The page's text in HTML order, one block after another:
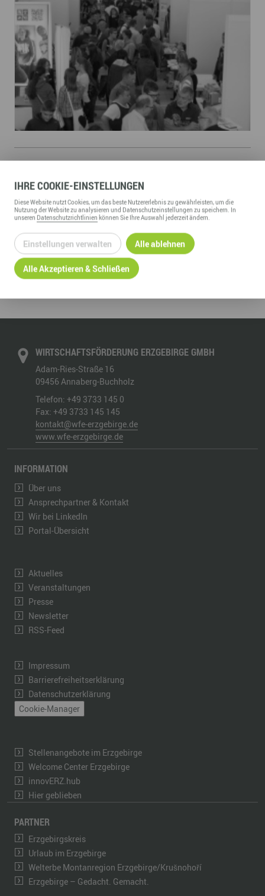
Hallenplan und Ausstellerheft zum Download
ZURÜCK ZUR ÜBERSICHT
WIRTSCHAFTSFÖRDERUNG ERZGEBIRGE GMBH
Adam-Ries-Straße 16
09456 Annaberg-Buchholz
Telefon: +49 3733 145 0
Fax: +49 3733 145 145
kontakt@wfe-erzgebirge.de
www.wfe-erzgebirge.de
INFORMATION
Über uns
Ansprechpartner & Kontakt
Wir bei LinkedIn
Portal-Übersicht
Aktuelles
Veranstaltungen
Presse
Newsletter
RSS-Feed
Impressum
Barrierefreiheitserklärung
Datenschutzerklärung
Cookie-Manager
Stellenangebote im Erzgebirge
Welcome Center Erzgebirge
innovERZ.hub
Hier geblieben
PARTNER
Erzgebirgskreis
Urlaub im Erzgebirge
Welterbe Montanregion Erzgebirge/Krušnohoří
Erzgebirge – Gedacht. Gemacht.
IHRECOOKIE-EINSTELLUNGEN
DieseWebsitenutzt Cookies, um das beste Nutzererlebnis zu gewährleisten, um die
Nutzung derWebsitezu analysieren und Datenschutzeinstellungen zu speichern. In
unseren Datenschutzrichtlinien können Sie Ihre Auswahl jederzeit ändern.
Einstellungen verwalten Alle ablehnen
Alle Akzeptieren & Schließen